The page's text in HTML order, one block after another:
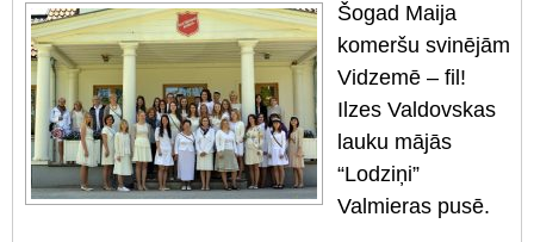
Šogad Maija
komeršu svinējām
Vidzemē – fil!
Ilzes Valdovskas
lauku mājās
“Lodziņi”
Valmieras pusē.